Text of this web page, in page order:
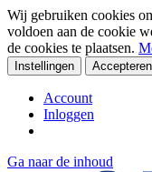
Wij gebruiken cookies
voldoen aan de cookie
de cookies te plaatsen.
Instellingen Accepteren
Account
Inloggen
Ga naar de inhoud